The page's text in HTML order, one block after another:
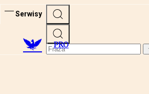
Serwisy
PRO